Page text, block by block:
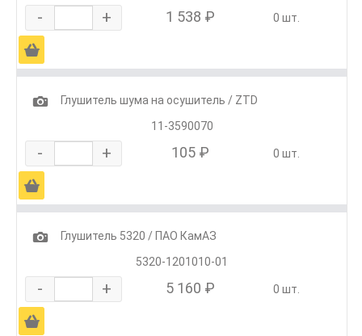
- + 1 538 ₽ 0 шт.
Ä
1
Глушитель шума на осушитель / ZTD
11-3590070
- + 105 ₽ 0 шт.
Ä
1
Глушитель 5320 / ПАО КамАЗ
5320-1201010-01
- + 5 160 ₽ 0 шт.
Ä